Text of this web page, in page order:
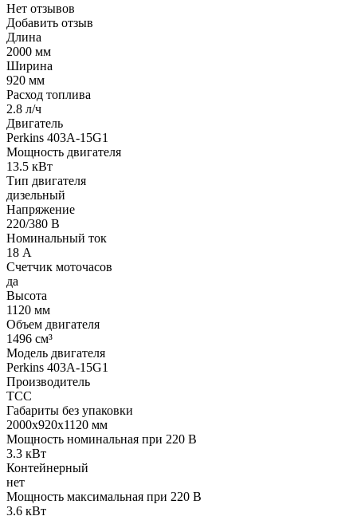
Нет отзывов
Добавить отзыв
Длина
2000 мм
Ширина
920 мм
Расход топлива
2.8 л/ч
Двигатель
Perkins 403A-15G1
Мощность двигателя
13.5 кВт
Тип двигателя
дизельный
Напряжение
220/380 В
Номинальный ток
18 А
Счетчик моточасов
да
Высота
1120 мм
Объем двигателя
1496 см³
Модель двигателя
Perkins 403A-15G1
Производитель
ТСС
Габариты без упаковки
2000х920х1120 мм
Мощность номинальная при 220 В
3.3 кВт
Контейнерный
нет
Мощность максимальная при 220 В
3.6 кВт